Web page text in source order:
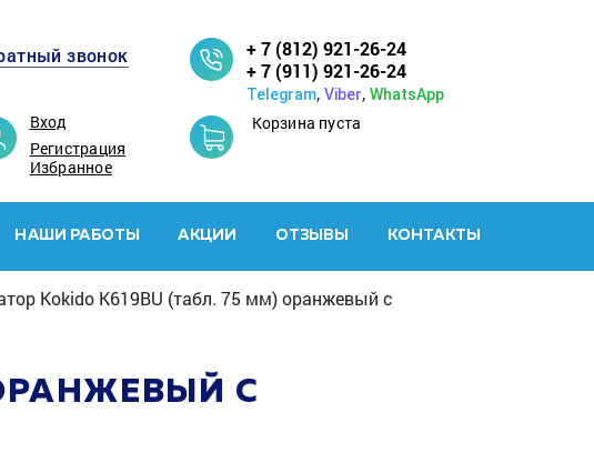
звонок
Вход
Регистрация
Избранное
+ 7 (812) 921-26-24
+ 7 (911) 921-26-24
Telegram, Viber, WhatsApp
Корзина пуста
НАШИ РАБОТЫ АКЦИИ ОТЗЫВЫ КОНТАКТЫ
Kokido K619BU (табл. 75 мм) оранжевый с
С